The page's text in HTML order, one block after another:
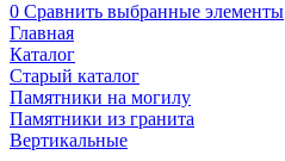
0 Сравнить выбранные элементы
Главная
Каталог
Старый каталог
Памятники на могилу
Памятники из гранита
Вертикальные